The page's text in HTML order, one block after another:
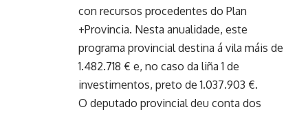
con recursos procedentes do Plan
+Provincia. Nesta anualidade, este
programa provincial destina á vila máis de
1.482.718 € e, no caso da liña 1 de
investimentos, preto de 1.037.903 €.
O deputado provincial deu conta dos